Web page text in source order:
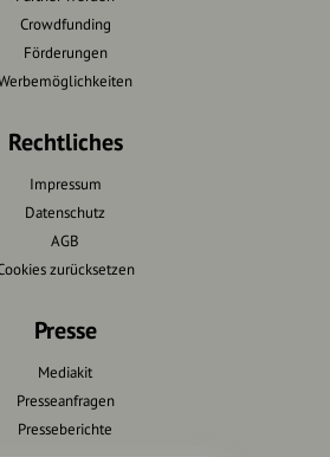
Crowdfunding
Förderungen
Rechtliches
Impressum
Datenschutz
AGB
zurücksetzen
Presse
Mediakit
Presseanfragen
Presseberichte